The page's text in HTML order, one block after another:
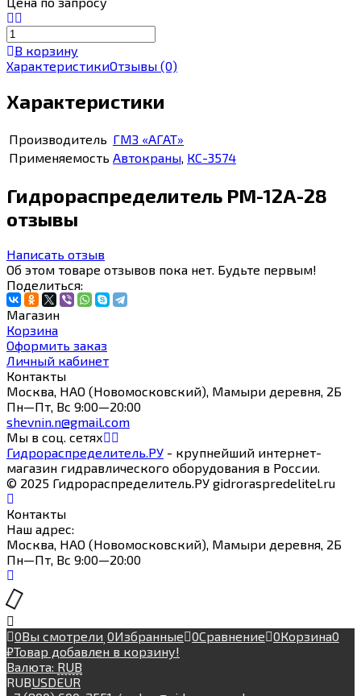
В корзину
ХарактеристикиОтзывы (0)
Характеристики
Производитель ГМЗ «АГАТ»
Применяемость Автокраны КС-3574
Гидрораспределитель РМ-12А-28
отзывы
Написать отзыв
Об этом товаре отзывов пока нет. Будьте первым!
Поделиться:
Магазин
Корзина
Оформить заказ
Личный кабинет
Контакты
Москва, НАО (Новомосковский), Мамыри деревня, 2Б
Пн—Пт, Вс 9:00—20:00
shevnin.n@gmail.com
Мы в соц. сетях
Гидрораспределитель.РУ - крупнейший интернет-
магазин гидравлического оборудования в России.
© 2025 Гидрораспределитель.РУ gidroraspredelitel.ru
Контакты
Наш адрес:
Москва, НАО (Новомосковский), Мамыри деревня, 2Б
Пн—Пт, Вс 9:00—20:00
0Вы смотрели 0Избранные 0Сравнение 0Корзина0
₽Товар добавлен в корзину!
Валюта: RUB
RUBUSDEUR